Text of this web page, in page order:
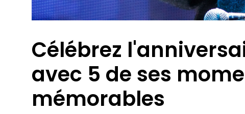
Célébrez
avec 5 de ses
mémorables